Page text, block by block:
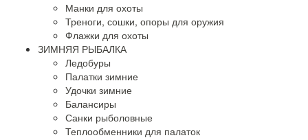
Манки для охоты
Треноги, сошки, опоры для оружия
Флажки для охоты
ЗИМНЯЯ РЫБАЛКА
Ледобуры
Палатки зимние
Удочки зимние
Балансиры
Санки рыболовные
Теплообменники для палаток